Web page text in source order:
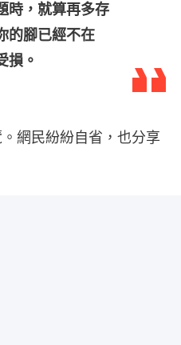
時，就算再多存
的腳已經不在
損。
網民紛紛自省，也分享